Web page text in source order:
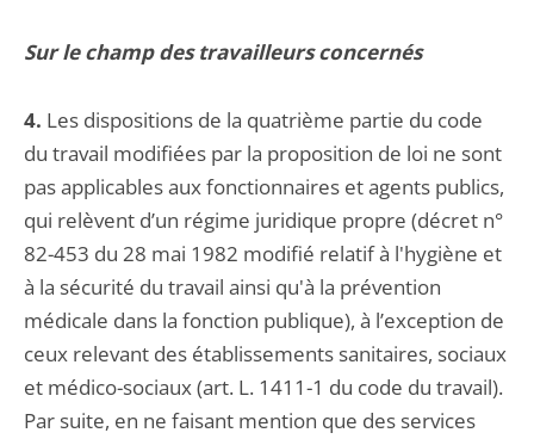
Sur le champ des travailleurs concernés
4. Les dispositions de la quatrième partie du code
du travail modifiées par la proposition de loi ne sont
pas applicables aux fonctionnaires et agents publics,
qui relèvent d’un régime juridique propre (décret n°
82-453 du 28 mai 1982 modifié relatif à l'hygiène et
à la sécurité du travail ainsi qu'à la prévention
médicale dans la fonction publique), à l’exception de
ceux relevant des établissements sanitaires, sociaux
et médico-sociaux (art. L. 1411-1 du code du travail).
Par suite, en ne faisant mention que des services